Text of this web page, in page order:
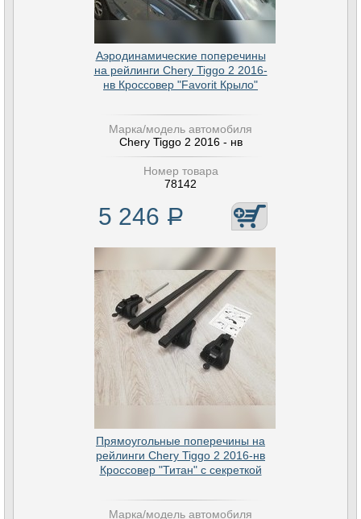
Аэродинамические поперечины
на рейлинги Chery Tiggo 2 2016-
нв Кроссовер "Favorit Крыло"
Марка/модель автомобиля
Chery Tiggo 2 2016 - нв
Номер товара
78142
5 246 Р
Прямоугольные поперечины на
рейлинги Chery Tiggo 2 2016-нв
Кроссовер "Титан" с секреткой
Марка/модель автомобиля